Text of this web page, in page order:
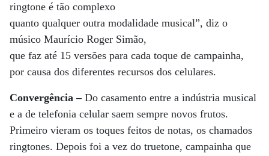
ringtone é tão complexo
quanto qualquer outra modalidade musical”, diz o
músico Maurício Roger Simão,
que faz até 15 versões para cada toque de campainha,
por causa dos diferentes recursos dos celulares.
Convergência –Do casamento entre a indústria musical
e a de telefonia celular saem sempre novos frutos.
Primeiro vieram os toques feitos de notas, os chamados
ringtones. Depois foi a vez do truetone, campainha que